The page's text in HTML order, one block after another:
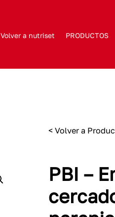
Volver a nutriset PRODUCTOS
< Volver a
PBI –